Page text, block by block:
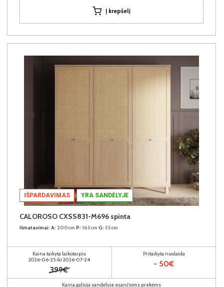
Į krepšelį
IŠPARDAVIMAS YRA SANDĖLYJE
CALOROSO CXSS831-M696 spinta
Išmatavimai: A: 200cm P: 165cm G: 55cm
Kaina taikyta laikotarpiu
2026-06-25 iki 2026-07-24
399€
Pritaikyta nuolaida
- 50€
Kaina galioja sandėlyje esančioms prekėms